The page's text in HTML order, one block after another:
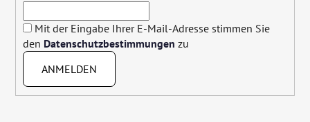
Mit der Eingabe Ihrer E-Mail-Adresse stimmen Sie
den Datenschutzbestimmungen zu
ANMELDEN